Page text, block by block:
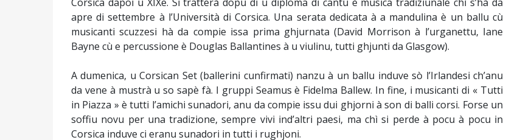
apre di settembre à l’Università di Corsica. Una serata dedicata à a mandulina è un ballu cù
musicanti scuzzesi hà da compie issa prima ghjurnata (David Morrison à l’urganettu, Iane
Bayne cù e percussione è Douglas Ballantines à u viulinu, tutti ghjunti da Glasgow).
A dumenica, u Corsican Set (ballerini cunfirmati) nanzu à un ballu induve sò l’Irlandesi ch’anu
da vene à mustrà u so sapè fà. I gruppi Seamus è Fidelma Ballew. In fine, i musicanti di « Tutti
in Piazza » è tutti l’amichi sunadori, anu da compie issu dui ghjorni à son di balli corsi. Forse un
soffiu novu per una tradizione, sempre vivi ind’altri paesi, ma chì si perde à pocu à pocu in
Corsica induve ci eranu sunadori in tutti i rughjoni.